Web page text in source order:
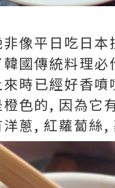
像平日吃日本
國傳統料理必
時已經好香噴
色的, 因為它
蔥, 紅蘿蔔絲,